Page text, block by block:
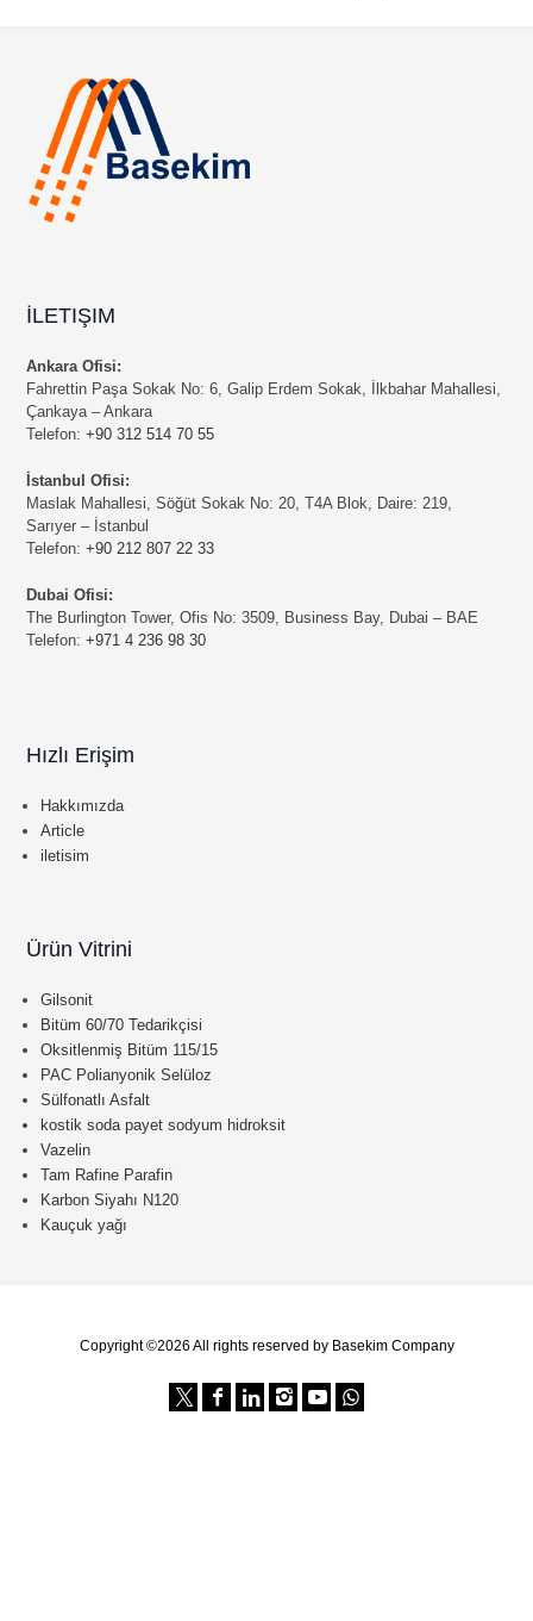
İLETIŞIM
Ankara Ofisi:
Fahrettin Paşa Sokak No: 6, Galip Erdem Sokak, İlkbahar Mahallesi,
Çankaya – Ankara
Telefon:+90 312 514 70 55
İstanbul Ofisi:
Maslak Mahallesi, Söğüt Sokak No: 20, T4A Blok, Daire: 219,
Sarıyer – İstanbul
Telefon:+90 212 807 22 33
Dubai Ofisi:
The Burlington Tower, Ofis No: 3509, Business Bay, Dubai – BAE
Telefon:+971 4 236 98 30
Hızlı Erişim
Hakkımızda
Article
iletisim
Ürün Vitrini
Gilsonit
Bitüm 60/70 Tedarikçisi
Oksitlenmiş Bitüm 115/15
PAC Polianyonik Selüloz
Sülfonatlı Asfalt
kostik soda payet sodyum hidroksit
Vazelin
Tam Rafine Parafin
Karbon Siyahı N120
Kauçuk yağı
Copyright ©2026 All rights reserved by Basekim Company